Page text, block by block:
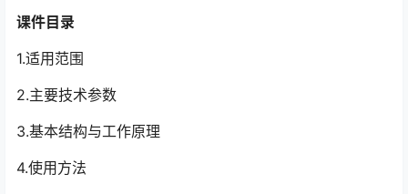
课件目录
1.适用范围
2.主要技术参数
3.基本结构与工作原理
4.使用方法